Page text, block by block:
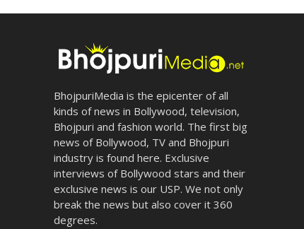
BhojpuriMedia is the epicenter of all
kinds of news in Bollywood, television,
Bhojpuri and fashion world. The first big
news of Bollywood, TV and Bhojpuri
industry is found here. Exclusive
interviews of Bollywood stars and their
exclusive news is our USP. We not only
break the news but also cover it 360
degrees.